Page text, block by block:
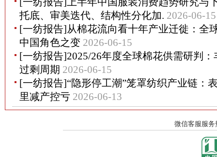
托底、审美迭代、结构性分化加. 2026-06-15
[一纺报告]从棉花流向看十年产业迁徙：全
中国角色之变 2026-06-15
[一纺报告]2025/26年度全球棉花供需研判
过剩周期 2026-06-15
[一纺报告]“隐形停工潮”笼罩纺织产业链：
里减产控亏 2026-06-13